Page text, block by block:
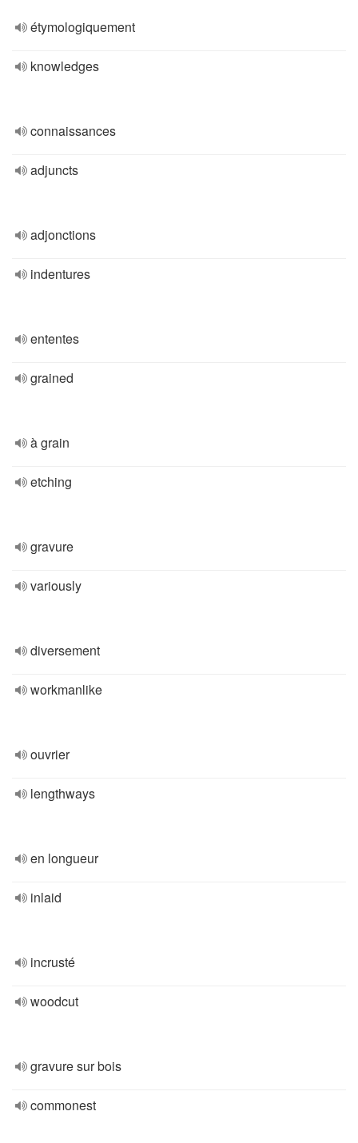
étymologiquement
knowledges
connaissances
adjuncts
adjonctions
indentures
ententes
grained
à grain
etching
gravure
variously
diversement
workmanlike
ouvrier
lengthways
en longueur
inlaid
incrusté
woodcut
gravure sur bois
commonest